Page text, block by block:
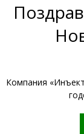
Компания